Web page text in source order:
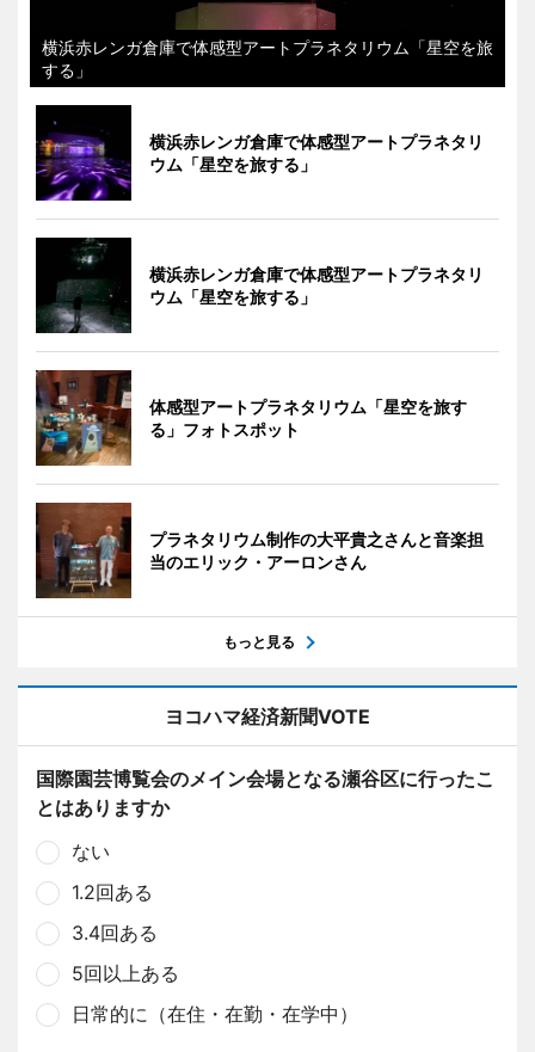
横浜赤レンガ倉庫で体感型アートプラネタリウム「星空を旅
する」
横浜赤レンガ倉庫で体感型アートプラネタリ
ウム「星空を旅する」
横浜赤レンガ倉庫で体感型アートプラネタリ
ウム「星空を旅する」
体感型アートプラネタリウム「星空を旅す
る」フォトスポット
プラネタリウム制作の大平貴之さんと音楽担
当のエリック・アーロンさん
もっと見る
ヨコハマ経済新聞VOTE
国際園芸博覧会のメイン会場となる瀬谷区に行ったこ
とはありますか
ない
1.2回ある
3.4回ある
5回以上ある
日常的に（在住・在勤・在学中）